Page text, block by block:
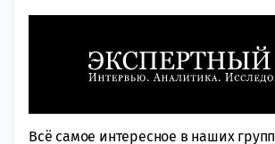
Всё самое интересное в наших